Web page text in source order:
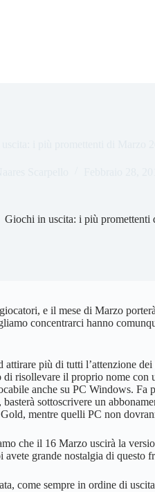
Giochi in uscita: i più promettenti
e il mese di Marzo
concentrarci hanno
attirare più di tutti l’attenzione
di risollevare il proprio nome
anche su PC Windows. Fa
sottoscrivere un
mentre quelli PC non
che il 16 Marzo uscirà la
avete grande nostalgia di questo
come sempre in ordine di